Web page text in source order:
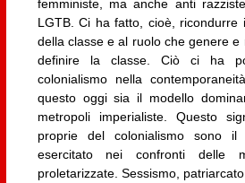
femministe, ma anche anti
LGTB. Ci ha fatto, cioè, ricondurre
della classe e al ruolo che genere
definire la classe. Ciò ci ha
colonialismo nella
questo oggi sia il modello
metropoli imperialiste. Questo
proprie del colonialismo sono il
esercitato nei confronti delle
proletarizzate. Sessismo,